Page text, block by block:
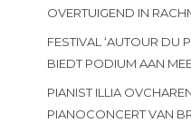
OVERTUIGEND IN
FESTIVAL ‘AUTOUR DU
BIEDT PODIUM AAN
PIANIST ILLIA
PIANOCONCERT VAN